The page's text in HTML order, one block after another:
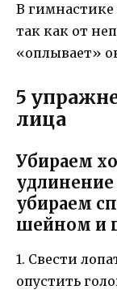
В
так как от
«оплывает»
5
лица
Убираем
убираем
шейном и
1. Свести
опустить